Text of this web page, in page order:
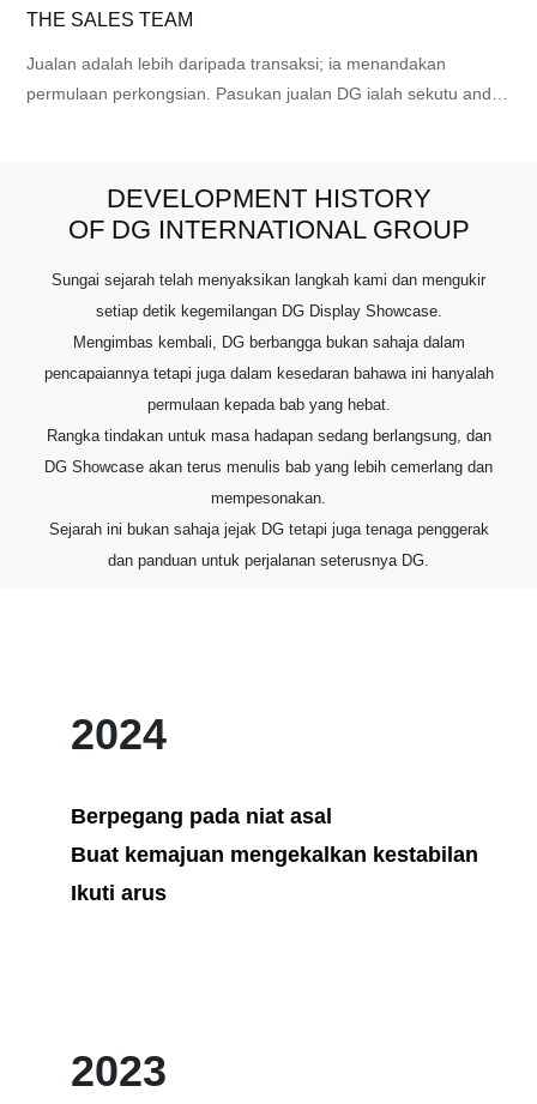
menyediakan perkhidmatan tersuai untuk pelanggan. Memilih
DG bukan sekadar memilih reka bentuk; ia juga merupakan
keputusan kolaboratif untuk menerajui trend dalam dunia
THE SALES TEAM
Jualan adalah lebih daripada transaksi; ia menandakan
permulaan perkongsian. Pasukan jualan DG ialah sekutu anda
mengutamakan melangkaui urus niaga, menyedari kepentingan
memahami titik kesakitan pelanggan sebagai naluri pertama.
Falsafah perkhidmatan teras kami melibatkan transaksi yang
melampaui untuk benar-benar memahami intipati keperluan
pelanggan.
DEVELOPMENT HISTORY
OF DG INTERNATIONAL GROUP
Sungai sejarah telah menyaksikan langkah kami dan mengukir
setiap detik kegemilangan DG Display Showcase.
Mengimbas kembali, DG berbangga bukan sahaja dalam
pencapaiannya tetapi juga dalam kesedaran bahawa ini hanyalah
permulaan kepada bab yang hebat.
Rangka tindakan untuk masa hadapan sedang berlangsung, dan
DG Showcase akan terus menulis bab yang lebih cemerlang dan
mempesonakan.
Sejarah ini bukan sahaja jejak DG tetapi juga tenaga penggerak
dan panduan untuk perjalanan seterusnya DG.
2024
Berpegang pada niat asal
Buat kemajuan mengekalkan kestabilan
Ikuti arus
2023